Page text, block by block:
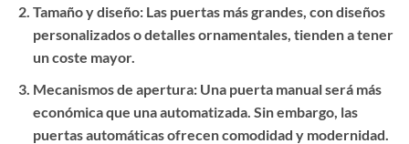
Tamaño y diseño: Las puertas más grandes, con diseños
personalizados o detalles ornamentales, tienden a tener
un coste mayor.
Mecanismos de apertura: Una puerta manual será más
económica que una automatizada. Sin embargo, las
puertas automáticas ofrecen comodidad y modernidad.